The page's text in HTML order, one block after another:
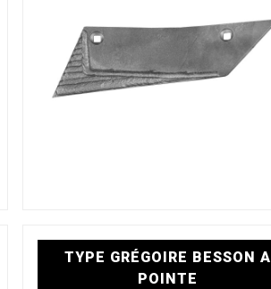
TYPE GRÉGOIRE BESSON A
POINTE